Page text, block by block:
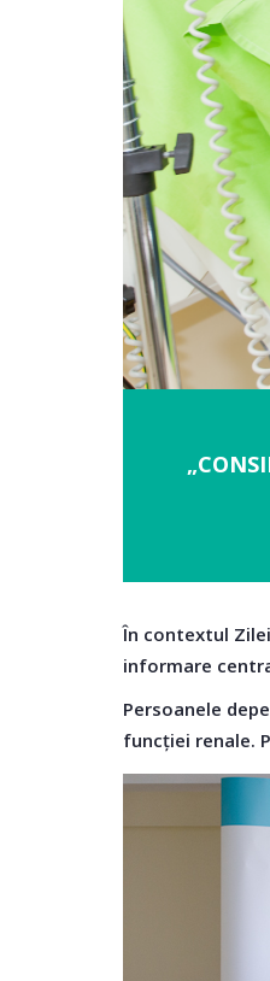
În contextul
informare
Persoanele
funcției renale.